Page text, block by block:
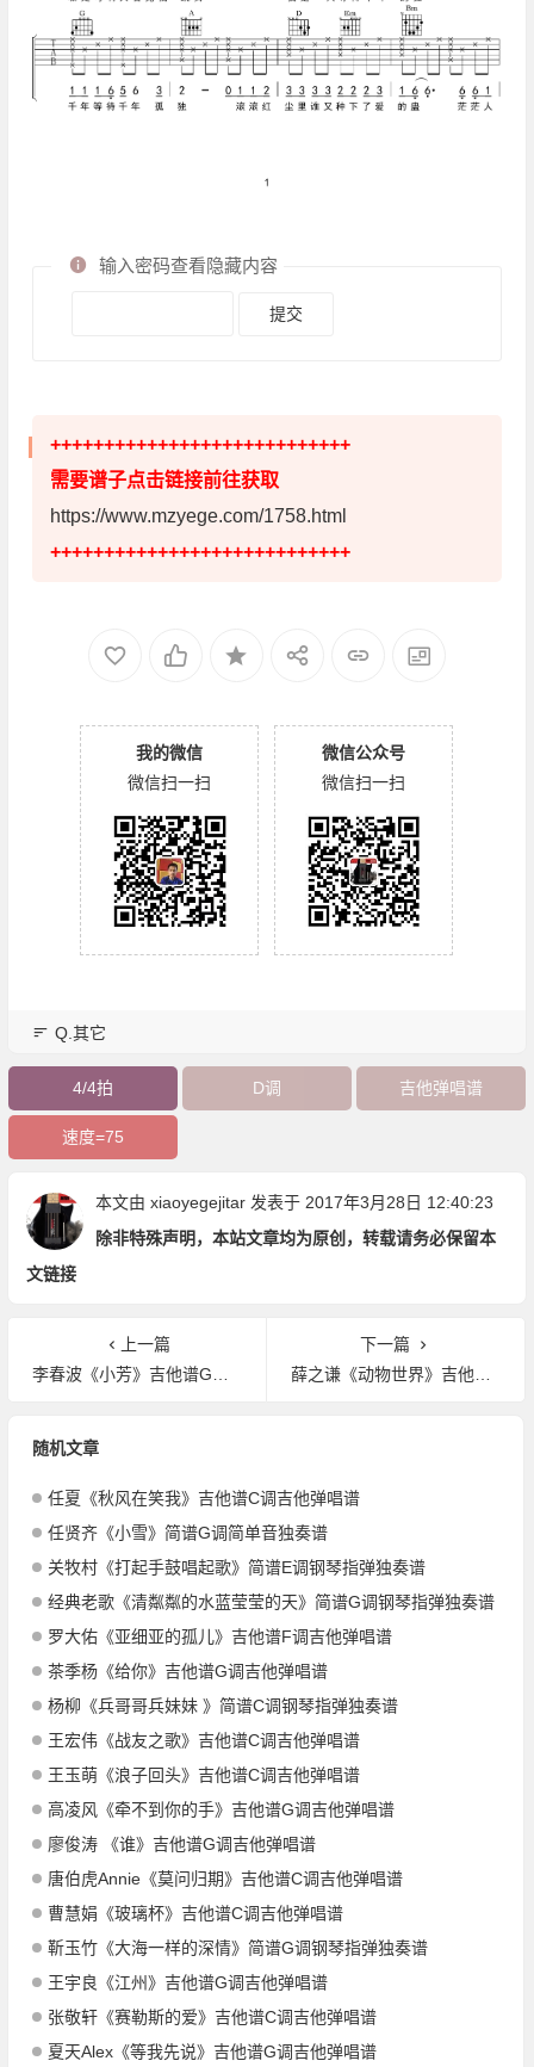
输入密码查看隐藏内容
++++++++++++++++++++++++++++
需要谱子点击链接前往获取
https://www.mzyege.com/1758.html
++++++++++++++++++++++++++++
我的微信
微信扫一扫
微信公众号
微信扫一扫
Q.其它
4/4拍 D调 吉他弹唱谱
速度=75
本文由 xiaoyegejitar发表于 2017年3月28日 12:40:23
除非特殊声明，本站文章均为原创，转载请务必保留本
文链接
上一篇
李春波《小芳》吉他谱G调吉他弹唱谱
下一篇
薛之谦《动物世界》吉他谱F调吉他弹唱谱
随机文章
任夏《秋风在笑我》吉他谱C调吉他弹唱谱
任贤齐《小雪》简谱G调简单音独奏谱
关牧村《打起手鼓唱起歌》简谱E调钢琴指弹独奏谱
经典老歌《清粼粼的水蓝莹莹的天》简谱G调钢琴指弹独奏谱
罗大佑《亚细亚的孤儿》吉他谱F调吉他弹唱谱
茶季杨《给你》吉他谱G调吉他弹唱谱
杨柳《兵哥哥兵妹妹 》简谱C调钢琴指弹独奏谱
王宏伟《战友之歌》吉他谱C调吉他弹唱谱
王玉萌《浪子回头》吉他谱C调吉他弹唱谱
高凌风《牵不到你的手》吉他谱G调吉他弹唱谱
廖俊涛 《谁》吉他谱G调吉他弹唱谱
唐伯虎Annie《莫问归期》吉他谱C调吉他弹唱谱
曹慧娟《玻璃杯》吉他谱C调吉他弹唱谱
靳玉竹《大海一样的深情》简谱G调钢琴指弹独奏谱
王宇良《江州》吉他谱G调吉他弹唱谱
张敬轩《赛勒斯的爱》吉他谱C调吉他弹唱谱
夏天Alex《等我先说》吉他谱G调吉他弹唱谱